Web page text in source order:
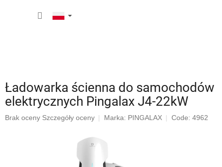
Ładowarka ścienna do samochodów
elektrycznych Pingalax J4-22kW
Średnia
Brak oceny Szczegóły oceny Marka: PINGALAX Code: 4962